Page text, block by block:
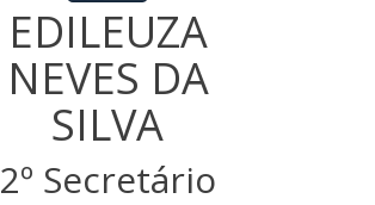
EDILEUZA
NEVES DA
SILVA
2º Secretário